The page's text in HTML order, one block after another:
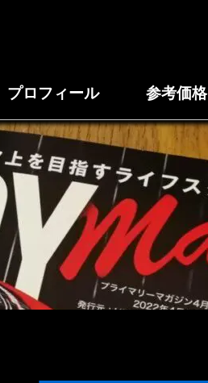
プロフィール 参考価格